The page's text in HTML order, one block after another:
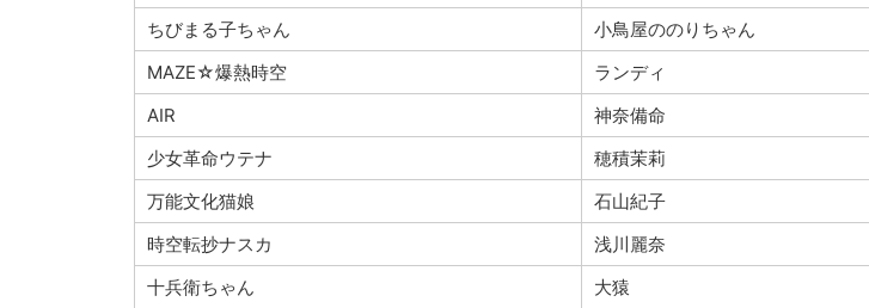
ちびまる子ちゃん
小鳥屋ののりちゃん
MAZE☆爆熱時空
ランディ
AIR
神奈備命
少女革命ウテナ
穂積茉莉
万能文化猫娘
石山紀子
時空転抄ナスカ
浅川麗奈
十兵衛ちゃん
大猿